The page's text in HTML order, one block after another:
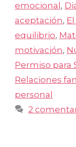
emocional ,
aceptación,
equilibrio,
motivación,
Permiso para
Relaciones
personal
2